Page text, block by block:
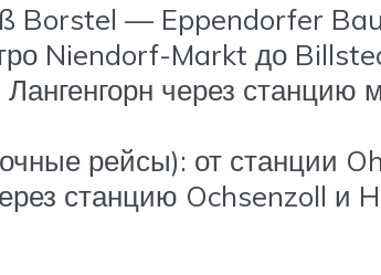
Borstel — Eppendorfer
Niendorf-Markt до
через станцию
рейсы): от станции
станцию Ochsenzoll